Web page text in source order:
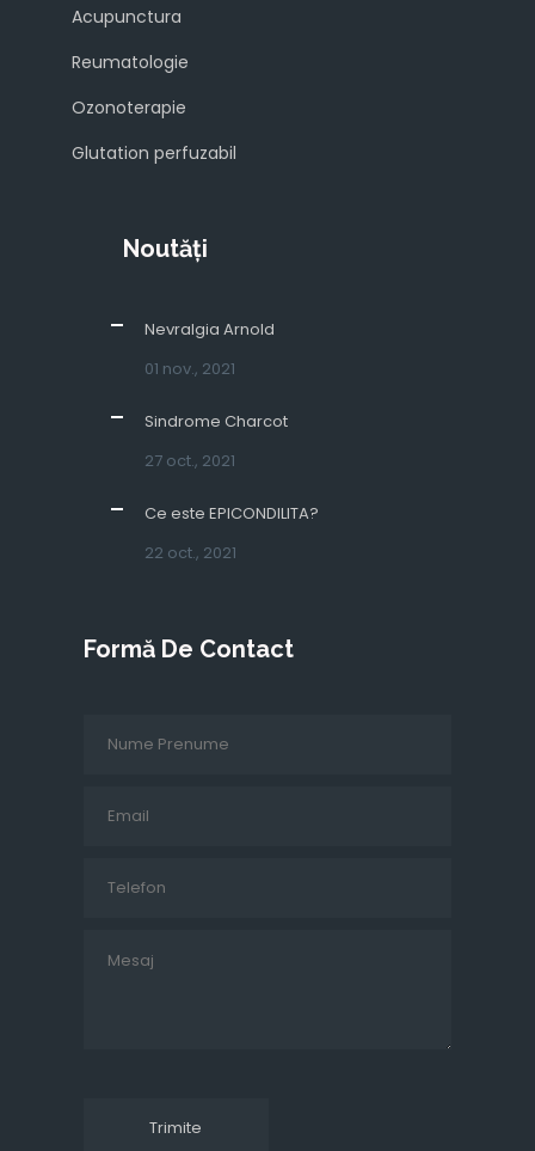
Acupunctura
Reumatologie
Ozonoterapie
Glutation perfuzabil
Noutăți
Nevralgia Arnold
01 nov., 2021
Sindrome Charcot
27 oct., 2021
Ce este EPICONDILITA?
22 oct., 2021
Formă De Contact